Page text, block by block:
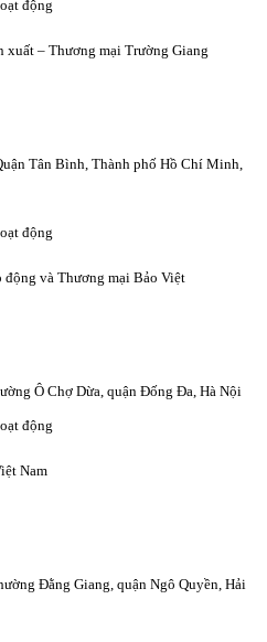
động
xuất – Thương mại Trường Giang
Tân Bình, Thành phố Hồ Chí Minh,
động
và Thương mại Bảo Việt
Ô Chợ Dừa, quận Đống Đa, Hà Nội
động
Nam
Đằng Giang, quận Ngô Quyền, Hải